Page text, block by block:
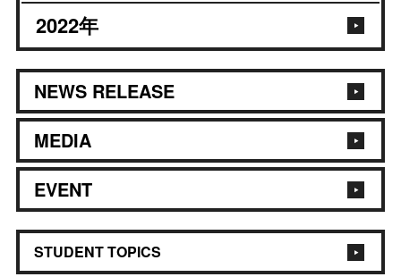
2022年
NEWS RELEASE
MEDIA
EVENT
STUDENT TOPICS